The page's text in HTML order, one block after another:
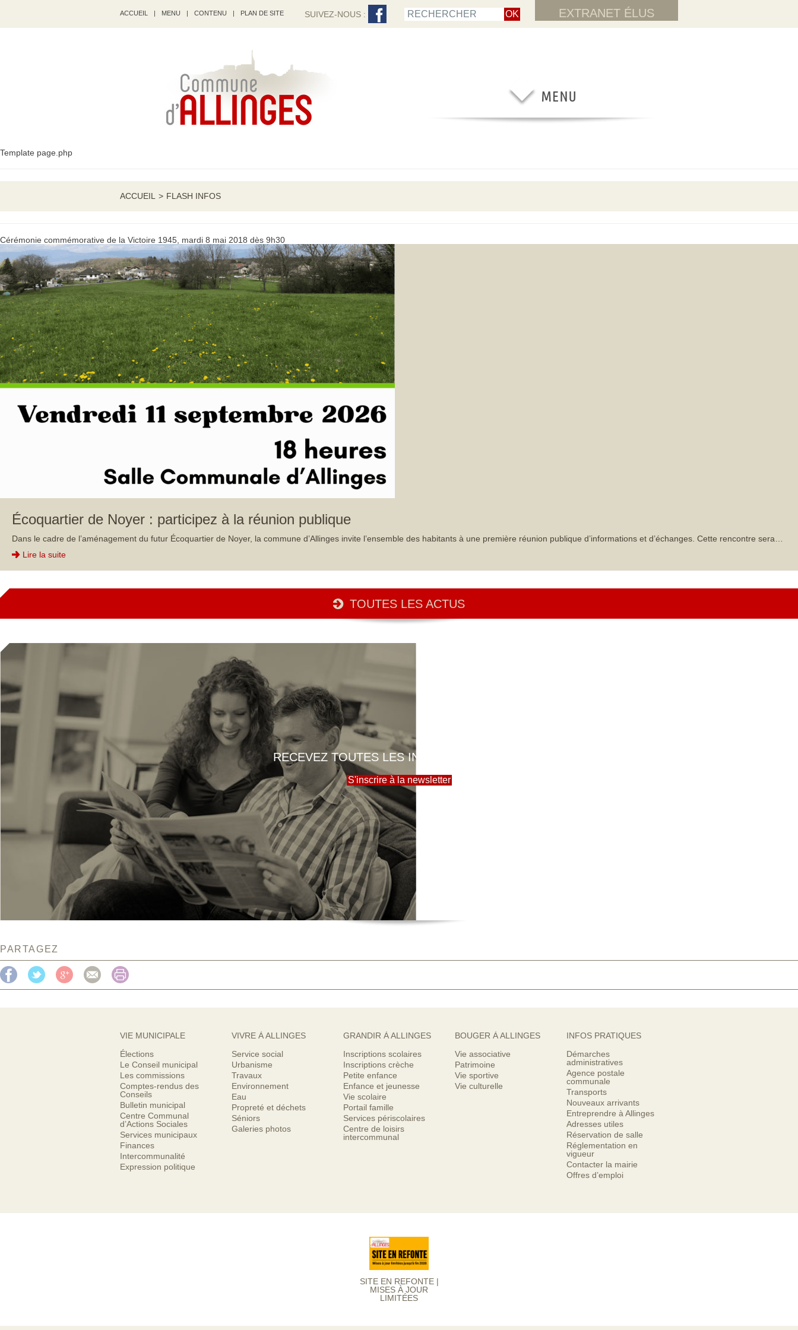
ACCUEIL | MENU | CONTENU | PLAN DE SITE EXTRANET ÉLUS
SUIVEZ-NOUS :
Template page.php
ACCUEIL > FLASH INFOS
Cérémonie commémorative de la Victoire 1945, mardi 8 mai 2018 dès 9h30
Écoquartier de Noyer : participez à la réunion publique
Dans le cadre de l’aménagement du futur Écoquartier de Noyer, la commune d’Allinges invite l’ensemble des habitants à une première réunion publique d’informations et d’échanges. Cette rencontre sera…
Lire la suite
TOUTES LES ACTUS
RECEVEZ TOUTES LES INFOS DE LA MAIRIE
S'inscrire à la newsletter
PARTAGEZ
VIE MUNICIPALE
Élections
Le Conseil municipal
Les commissions
Comptes-rendus des
Conseils
Bulletin municipal
Centre Communal
d’Actions Sociales
Services municipaux
Finances
Intercommunalité
Expression politique
VIVRE À ALLINGES
Service social
Urbanisme
Travaux
Environnement
Eau
Propreté et déchets
Séniors
Galeries photos
GRANDIR À ALLINGES
Inscriptions scolaires
Inscriptions crèche
Petite enfance
Enfance et jeunesse
Vie scolaire
Portail famille
Services périscolaires
Centre de loisirs
intercommunal
BOUGER À ALLINGES
Vie associative
Patrimoine
Vie sportive
Vie culturelle
INFOS PRATIQUES
Démarches
administratives
Agence postale
communale
Transports
Nouveaux arrivants
Entreprendre à Allinges
Adresses utiles
Réservation de salle
Réglementation en
vigueur
Contacter la mairie
Offres d’emploi
SITE EN REFONTE |
MISES À JOUR
LIMITÉES